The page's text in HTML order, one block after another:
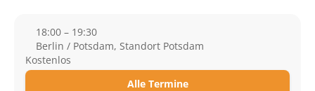
18:00 – 19:30
Berlin / Potsdam, Standort Potsdam
Kostenlos
Alle Termine